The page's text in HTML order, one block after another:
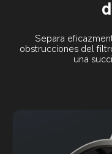
Separa
obstrucciones del
una